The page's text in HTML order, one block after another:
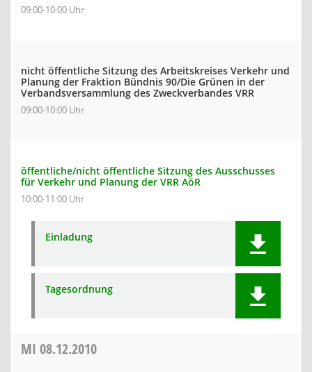
09:00-10:00 Uhr
nicht öffentliche Sitzung des Arbeitskreises Verkehr und
Planung der Fraktion Bündnis 90/Die Grünen in der
Verbandsversammlung des Zweckverbandes VRR
09:00-10:00 Uhr
öffentliche/nicht öffentliche Sitzung des Ausschusses
für Verkehr und Planung der VRR AöR
10:00-11:00 Uhr
Einladung
Tagesordnung
MI 08.12.2010